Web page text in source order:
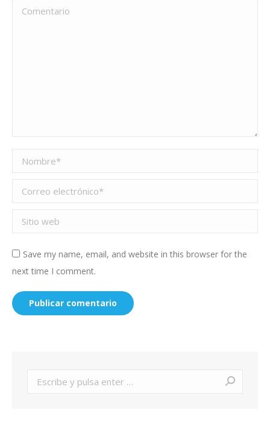
Comentario
Nombre *
Correo electrónico *
Sitio web
Save my name, email, and website in this browser for the
next time I comment.
Publicar comentario
Buscar: